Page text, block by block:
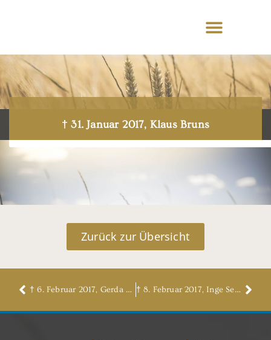
† 31. Januar 2017, Klaus Bruns
Zurück zur Übersicht
† 6. Februar 2017, Gerda Mein, geb. Schoos † 8. Februar 2017, Inge Seelig, geb. Putensen